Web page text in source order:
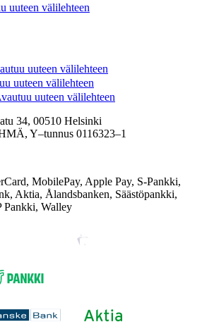
uuteen välilehteen
uuteen välilehteen
uuteen välilehteen
uuteen välilehteen
34, 00510 Helsinki
Y–tunnus 0116323–1
MobilePay, Apple Pay, S-Pankki,
Aktia, Ålandsbanken, Säästöpankki,
Pankki, Walley